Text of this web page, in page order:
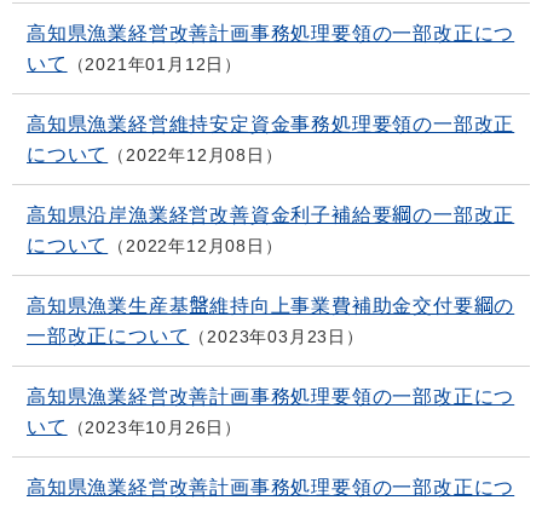
高知県漁業経営改善計画事務処理要領の一部改正につ
いて
2021年01月12日
高知県漁業経営維持安定資金事務処理要領の一部改正
について
2022年12月08日
高知県沿岸漁業経営改善資金利子補給要綱の一部改正
について
2022年12月08日
高知県漁業生産基盤維持向上事業費補助金交付要綱の
一部改正について
2023年03月23日
高知県漁業経営改善計画事務処理要領の一部改正につ
いて
2023年10月26日
高知県漁業経営改善計画事務処理要領の一部改正につ